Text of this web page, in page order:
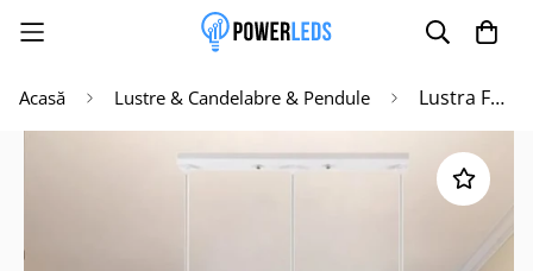
Acasă Lustre & Candelabre & Pendule Lustra FEDRA CUB ALB Vintage Suport Liniar
Activează notificările